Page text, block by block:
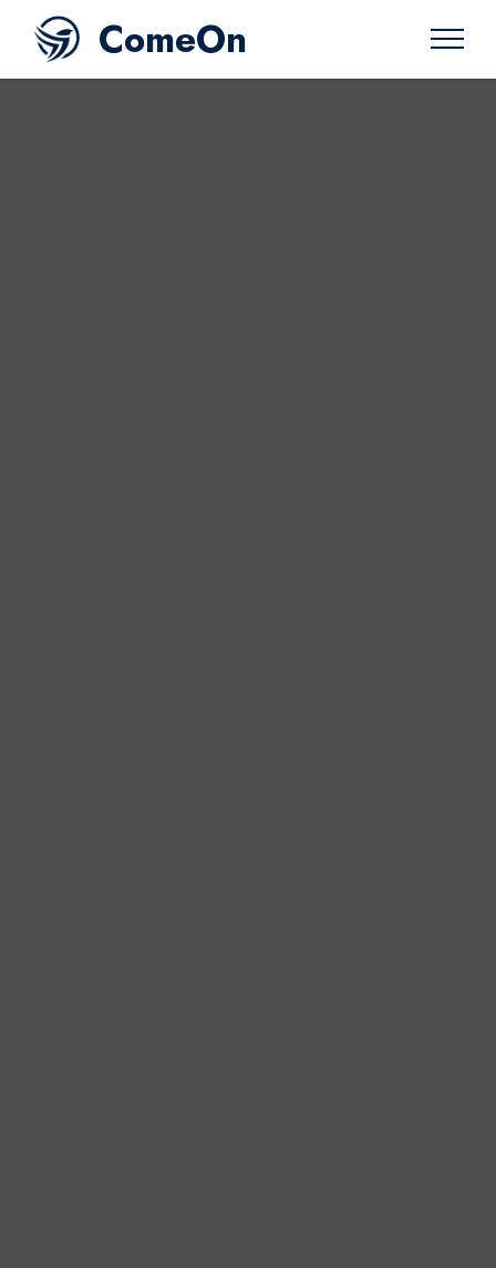
ComeOn